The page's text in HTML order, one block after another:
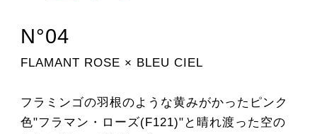
N°04
FLAMANT ROSE × BLEU CIEL
フラミンゴの羽根のような黄みがかったピンク
色"フラマン・ローズ(F121)"と晴れ渡った空の